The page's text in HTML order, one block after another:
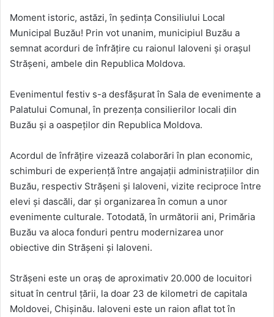
Moment istoric, astăzi, în ședința Consiliului Local
Municipal Buzău! Prin vot unanim, municipiul Buzău a
semnat acorduri de înfrățire cu raionul Ialoveni și orașul
Strășeni, ambele din Republica Moldova.
Evenimentul festiv s-a desfășurat în Sala de evenimente a
Palatului Comunal, în prezența consilierilor locali din
Buzău și a oaspeților din Republica Moldova.
Acordul de înfrățire vizează colaborări în plan economic,
schimburi de experiență între angajații administrațiilor din
Buzău, respectiv Strășeni și Ialoveni, vizite reciproce între
elevi și dascăli, dar și organizarea în comun a unor
evenimente culturale. Totodată, în următorii ani, Primăria
Buzău va aloca fonduri pentru modernizarea unor
obiective din Strășeni și Ialoveni.
Strășeni este un oraș de aproximativ 20.000 de locuitori
situat în centrul țării, la doar 23 de kilometri de capitala
Moldovei, Chișinău. Ialoveni este un raion aflat tot în